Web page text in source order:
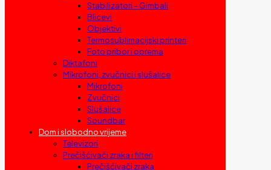
Stabilizatori – Gimbali
Blicevi
Objektivi
Termosublimacijski printeri
Foto pribor i oprema
Diktafoni
Mikrofoni, zvučnici i slušalice
Mikrofoni
Zvučnici
Slušalice
Soundbar
Dom i slobodno vrijeme
Televizori
Prečišćivači zraka i filteri
Prečišćivači zraka